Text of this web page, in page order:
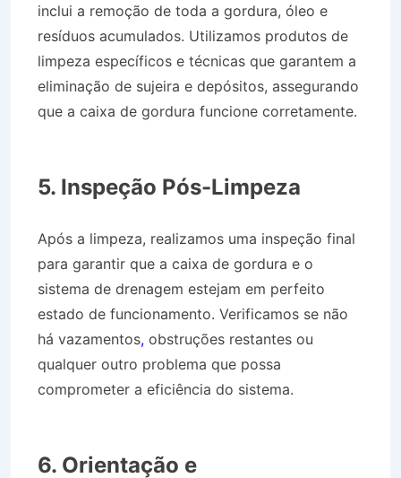
inclui a remoção de toda a gordura, óleo e
resíduos acumulados. Utilizamos produtos de
limpeza específicos e técnicas que garantem a
eliminação de sujeira e depósitos, assegurando
que a caixa de gordura funcione corretamente.
5. Inspeção Pós-Limpeza
Após a limpeza, realizamos uma inspeção final
para garantir que a caixa de gordura e o
sistema de drenagem estejam em perfeito
estado de funcionamento. Verificamos se não
há vazamentos, obstruções restantes ou
qualquer outro problema que possa
comprometer a eficiência do sistema.
6. Orientação e